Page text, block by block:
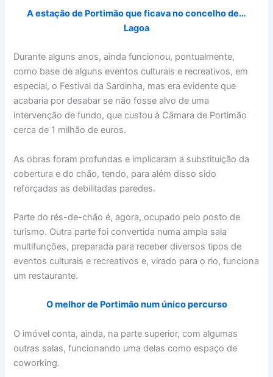
A estação de Portimão que ficava no concelho de…
Lagoa
Durante alguns anos, ainda funcionou, pontualmente,
como base de alguns eventos culturais e recreativos, em
especial, o Festival da Sardinha, mas era evidente que
acabaria por desabar se não fosse alvo de uma
intervenção de fundo, que custou à Câmara de Portimão
cerca de 1 milhão de euros.
As obras foram profundas e implicaram a substituição da
cobertura e do chão, tendo, para além disso sido
reforçadas as debilitadas paredes.
Parte do rés-de-chão é, agora, ocupado pelo posto de
turismo. Outra parte foi convertida numa ampla sala
multifunções, preparada para receber diversos tipos de
eventos culturais e recreativos e, virado para o rio, funciona
um restaurante.
O melhor de Portimão num único percurso
O imóvel conta, ainda, na parte superior, com algumas
outras salas, funcionando uma delas como espaço de
coworking.